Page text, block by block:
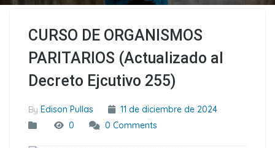
CURSO DE ORGANISMOS
PARITARIOS (Actualizado al
Decreto Ejcutivo 255)
By Edison Pullas
11 de diciembre de 2024
0
0 Comments